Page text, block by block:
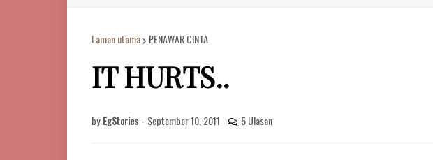
Laman utama PENAWAR CINTA
IT HURTS..
by EgStories - September 10, 2011 5 Ulasan